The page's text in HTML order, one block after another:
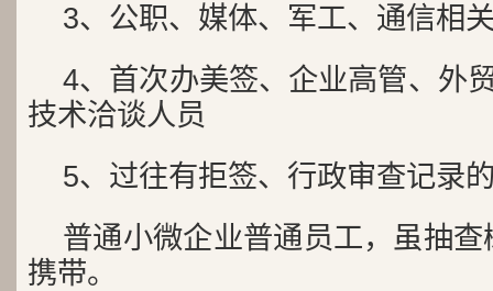
3、公职、媒体、军工、通信相
4、首次办美签、企业高管、外
技术洽谈人员
5、过往有拒签、行政审查记录
普通小微企业普通员工，虽抽
携带。